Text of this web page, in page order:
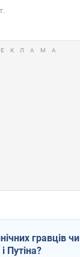
гравців чи
Путіна?